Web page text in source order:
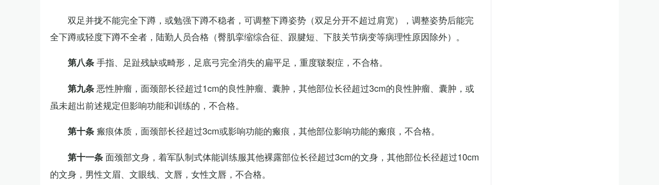
双足并拢不能完全下蹲，或勉强下蹲不稳者，可调整下蹲姿势（双足分开不超过肩宽），调整姿势后能完
全下蹲或轻度下蹲不全者，陆勤人员合格（臀肌挛缩综合征、跟腱短、下肢关节病变等病理性原因除外）。
第八条手指、足趾残缺或畸形，足底弓完全消失的扁平足，重度皲裂症，不合格。
第九条恶性肿瘤，面颈部长径超过1cm的良性肿瘤、囊肿，其他部位长径超过3cm的良性肿瘤、囊肿，或
虽未超出前述规定但影响功能和训练的，不合格。
第十条 瘢痕体质，面颈部长径超过3cm或影响功能的瘢痕，其他部位影响功能的瘢痕，不合格。
第十一条面颈部文身，着军队制式体能训练服其他裸露部位长径超过3cm的文身，其他部位长径超过10cm
的文身，男性文眉、文眼线、文唇，女性文唇，不合格。